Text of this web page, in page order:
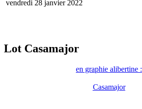
vendredi 28 janvier 2022
Lot Casamajor
en graphie alibertine :
Casamajor